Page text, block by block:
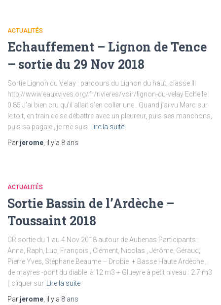
ACTUALITÉS
Echauffement – Lignon de Tence
– sortie du 29 Nov 2018
Sortie Lignon du Velay : parcours du Lignon du haut, classe III
http://www.eauxvives.org/fr/rivieres/voir/lignon-du-velay Echelle :
0.85 J’ai bien cru qu’il allait s’en coller une . Quand j’ai vu Marc sur
le toit, en train de se débattre avec un pleureur, puis ses manchons,
puis sa pagaie , je me suis
Lire la suite
Par jerome , il y a 8 ans
ACTUALITÉS
Sortie Bassin de l’Ardèche –
Toussaint 2018
CR sortie du 1 au 4 Nov 2018 autour de Aubenas Participants :
Anna, Raph, Luc, François , Clément, Nicolas , Jérôme, Géraud,
Pierre Yves, Stéphane Beaume – Drobie + Basse Haute Ardèche ,
de mayres -pont du diable à 12 m3 + Glueyre à petit niveau : 2.7 m3
( cliquer sur
Lire la suite
Par jerome , il y a 8 ans